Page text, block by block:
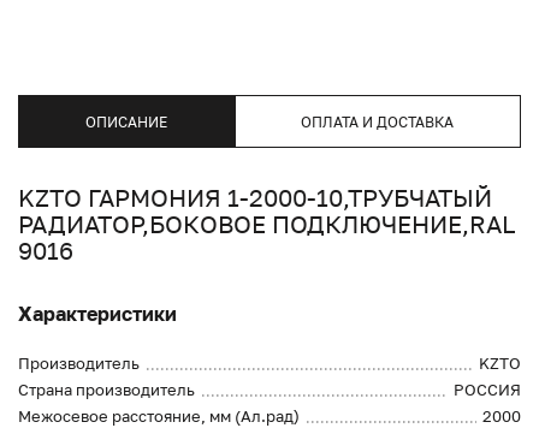
ОПИСАНИЕ ОПЛАТА И ДОСТАВКА
KZTO ГАРМОНИЯ 1-2000-10,ТРУБЧАТЫЙ
РАДИАТОР,БОКОВОЕ ПОДКЛЮЧЕНИЕ,RAL
9016
Характеристики
Производитель
KZTO
Страна производитель
РОССИЯ
Межосевое расстояние, мм (Ал.рад)
2000